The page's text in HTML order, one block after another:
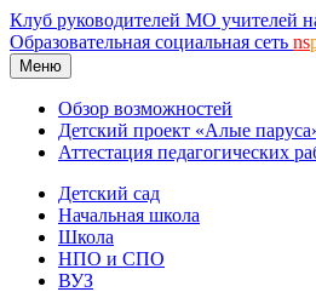
Клуб руководителей МО учителей
Образовательная социальная сеть ns
Меню
Обзор возможностей
Детский проект «Алые
Аттестация педагогических
Детский сад
Начальная школа
Школа
НПО и СПО
ВУЗ